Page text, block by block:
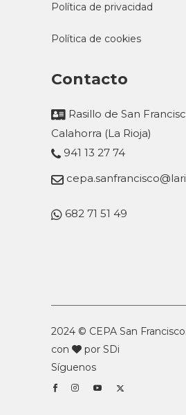
Política de privacidad
Política de cookies
Contacto
Rasillo de San
Calahorra (La Rioja)
941 13 27 74
682 71 51 49
2024 © CEPA San
con
por SDi
Síguenos